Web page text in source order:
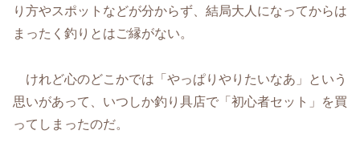
り方やスポットなどが分からず、結局大人になってからは
まったく釣りとはご縁がない。
けれど心のどこかでは「やっぱりやりたいなあ」という
思いがあって、いつしか釣り具店で「初心者セット」を買
ってしまったのだ。